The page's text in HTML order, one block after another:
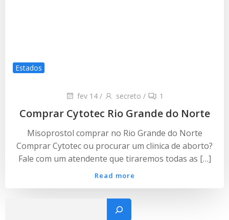
Estados
fev 14 / secreto / 1
Comprar Cytotec Rio Grande do Norte
Misoprostol comprar no Rio Grande do Norte
Comprar Cytotec ou procurar um clinica de aborto?
Fale com um atendente que tiraremos todas as […]
Read more
Pesquisar